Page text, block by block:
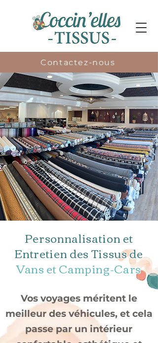
Contactez-nous
Personnalisation et
Entretien des Tissus de
Vans et Camping-Cars
Vos voyages méritent le
meilleur des véhicules, et cela
passe par un intérieur